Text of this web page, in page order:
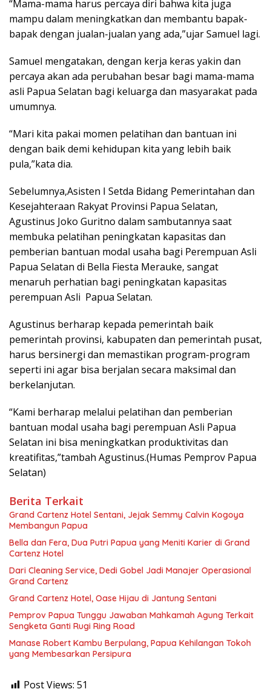
“Mama-mama harus percaya diri bahwa kita juga
mampu dalam meningkatkan dan membantu bapak-
bapak dengan jualan-jualan yang ada,”ujar Samuel lagi.
Samuel mengatakan, dengan kerja keras yakin dan
percaya akan ada perubahan besar bagi mama-mama
asli Papua Selatan bagi keluarga dan masyarakat pada
umumnya.
“Mari kita pakai momen pelatihan dan bantuan ini
dengan baik demi kehidupan kita yang lebih baik
pula,”kata dia.
Sebelumnya,Asisten I Setda Bidang Pemerintahan dan
Kesejahteraan Rakyat Provinsi Papua Selatan,
Agustinus Joko Guritno dalam sambutannya saat
membuka pelatihan peningkatan kapasitas dan
pemberian bantuan modal usaha bagi Perempuan Asli
Papua Selatan di Bella Fiesta Merauke, sangat
menaruh perhatian bagi peningkatan kapasitas
perempuan Asli Papua Selatan.
Agustinus berharap kepada pemerintah baik
pemerintah provinsi, kabupaten dan pemerintah pusat,
harus bersinergi dan memastikan program-program
seperti ini agar bisa berjalan secara maksimal dan
berkelanjutan.
“Kami berharap melalui pelatihan dan pemberian
bantuan modal usaha bagi perempuan Asli Papua
Selatan ini bisa meningkatkan produktivitas dan
kreatifitas,”tambah Agustinus.(Humas Pemprov Papua
Selatan)
Berita Terkait
Grand Cartenz Hotel Sentani, Jejak Semmy Calvin Kogoya
Membangun Papua
Bella dan Fera, Dua Putri Papua yang Meniti Karier di Grand
Cartenz Hotel
Dari Cleaning Service, Dedi Gobel Jadi Manajer Operasional
Grand Cartenz
Grand Cartenz Hotel, Oase Hijau di Jantung Sentani
Pemprov Papua Tunggu Jawaban Mahkamah Agung Terkait
Sengketa Ganti Rugi Ring Road
Manase Robert Kambu Berpulang, Papua Kehilangan Tokoh
yang Membesarkan Persipura
Post Views: 51